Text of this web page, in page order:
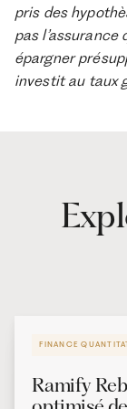
pris des
pas l’assurance
épargner
investit au taux
FINANCE
Ramify